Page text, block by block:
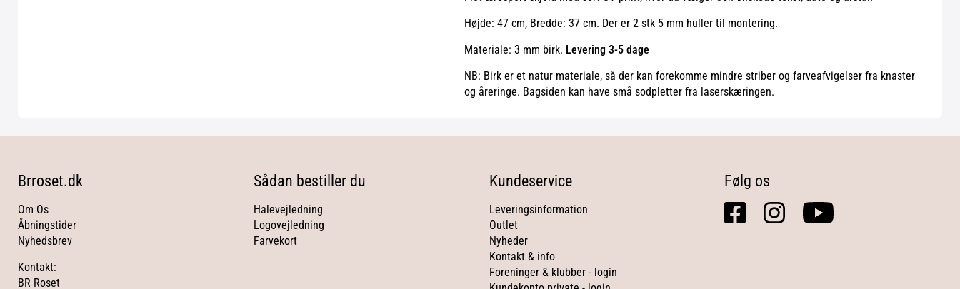
Højde: 47 cm, Bredde: 37 cm. Der er 2 stk 5 mm huller til montering.
Materiale: 3 mm birk. Levering 3-5 dage
NB: Birk er et natur materiale, så der kan forekomme mindre striber og farveafvigelser fra knaster
og åreringe. Bagsiden kan have små sodpletter fra laserskæringen.
Brroset.dk
Om Os
Åbningstider
Nyhedsbrev
Kontakt:
BR Roset
Sådan bestiller du
Halevejledning
Logovejledning
Farvekort
Kundeservice
Leveringsinformation
Outlet
Nyheder
Kontakt & info
Foreninger & klubber - login
Følg os
facebook
square
instagram youtube